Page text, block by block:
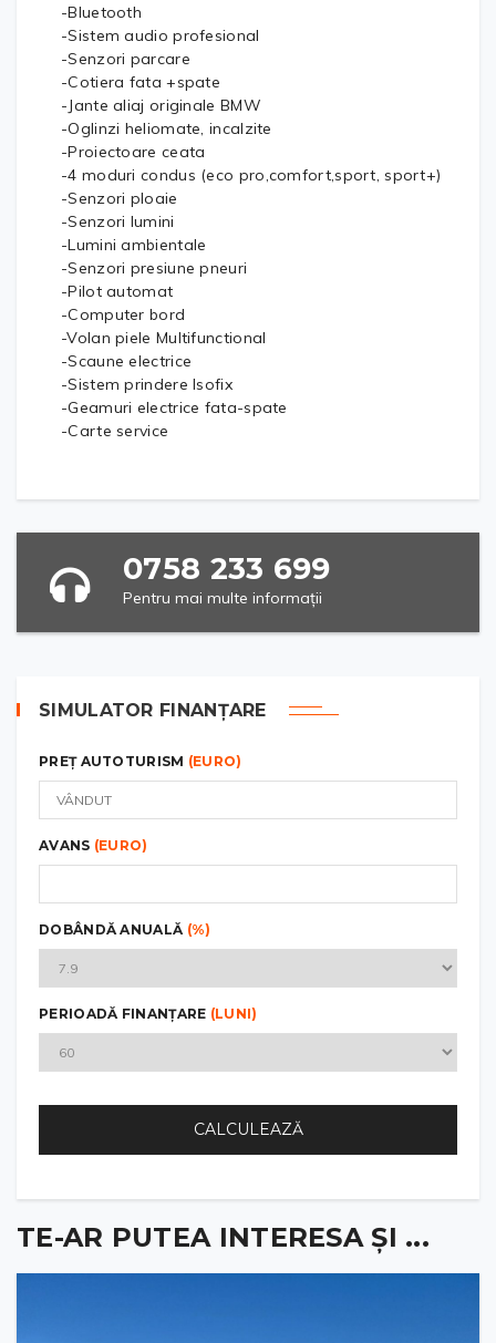
-Bluetooth
-Sistem audio profesional
-Senzori parcare
-Cotiera fata +spate
-Jante aliaj originale BMW
-Oglinzi heliomate, incalzite
-Proiectoare ceata
-4 moduri condus (eco pro,comfort,sport, sport+)
-Senzori ploaie
-Senzori lumini
-Lumini ambientale
-Senzori presiune pneuri
-Pilot automat
-Computer bord
-Volan piele Multifunctional
-Scaune electrice
-Sistem prindere Isofix
-Geamuri electrice fata-spate
-Carte service
0758 233 699
Pentru mai multe informații
SIMULATOR FINANȚARE
PREȚ AUTOTURISM (EURO)
AVANS (EURO)
DOBÂNDĂ ANUALĂ (%)
PERIOADĂ FINANȚARE (LUNI)
CALCULEAZĂ
TE-AR PUTEA INTERESA ȘI ...